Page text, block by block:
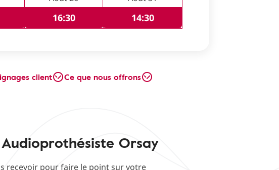
16:30 14:30
client Ce que nous offrons
Orsay
recevoir pour faire le point sur votre